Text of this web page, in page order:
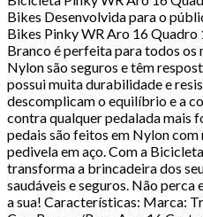
Bikes Desenvolvida para o
Bikes Pinky WR Aro 16 Quadro
Branco é perfeita para todos
Nylon são seguros e têm
possui muita durabilidade e
descomplicam o equilíbrio e a
contra qualquer pedalada mais
pedais são feitos em Nylon
pedivela em aço. Com a
transforma a brincadeira dos
saudáveis e seguros. Não
a sua! Características: Marca: